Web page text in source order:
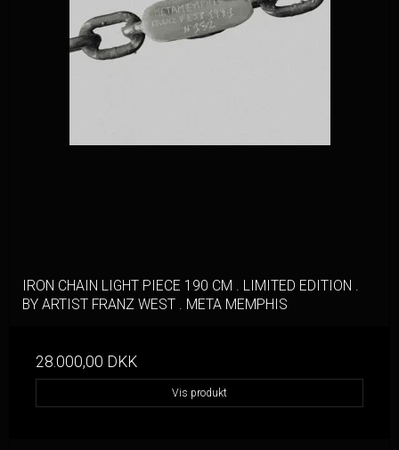
IRON CHAIN LIGHT PIECE 190 CM . LIMITED EDITION .
BY ARTIST FRANZ WEST . META MEMPHIS
28.000,00 DKK
Vis produkt